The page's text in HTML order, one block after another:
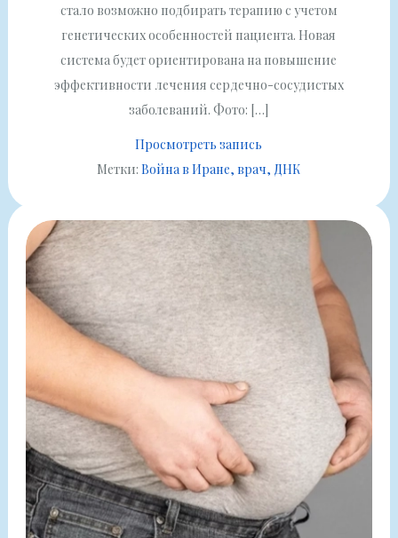
стало возможно подбирать терапию с учетом
генетических особенностей пациента. Новая
система будет ориентирована на повышение
эффективности лечения сердечно-сосудистых
заболеваний. Фото: […]
Просмотреть запись
Метки: Война в Иране врач ДНК